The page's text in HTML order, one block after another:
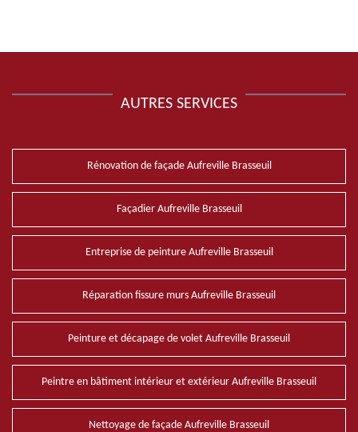
AUTRES SERVICES
Rénovation de façade Aufreville Brasseuil
Façadier Aufreville Brasseuil
Entreprise de peinture Aufreville Brasseuil
Réparation fissure murs Aufreville Brasseuil
Peinture et décapage de volet Aufreville Brasseuil
Peintre en bâtiment intérieur et extérieur Aufreville Brasseuil
Nettoyage de façade Aufreville Brasseuil